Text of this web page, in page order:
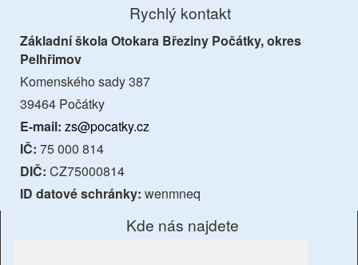
Rychlý kontakt
Základní škola Otokara Březiny Počátky, okres
Pelhřimov
Komenského sady 387
39464 Počátky
E-mail: zs@pocatky.cz
IČ: 75 000 814
DIČ: CZ75000814
ID datové schránky: wenmneq
Kde nás najdete